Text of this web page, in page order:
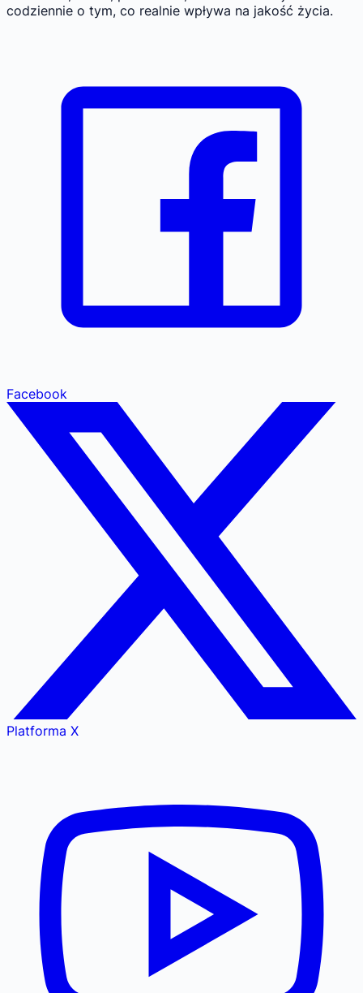
codziennie o tym, co realnie wpływa na jakość życia.
Facebook
Platforma X